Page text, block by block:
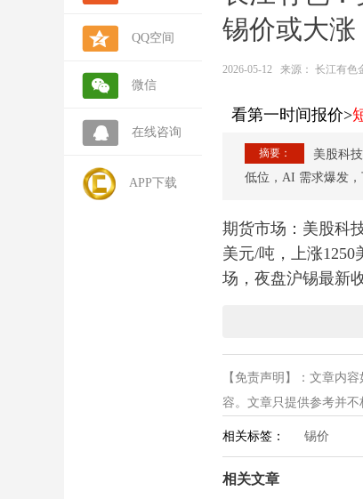
QQ空间
微信
在线咨询
APP下载
锡价或大涨
2026-05-12 来源： 长江有色
看第一时间报价>
摘要：
美股科
低位，AI 需求爆发，
期货市场：美股科
美元/吨，上涨1250
场，夜盘沪锡最新
长江锡业网讯：今
日收盘涨5590元/
3.31%，沪期锡高
价，不仅抬高了基
忧。与此同时，全
入了强劲的需求动力
【免责声明】：文章内
容。文章只提供参考并不
相关标签： 锡价
相关文章